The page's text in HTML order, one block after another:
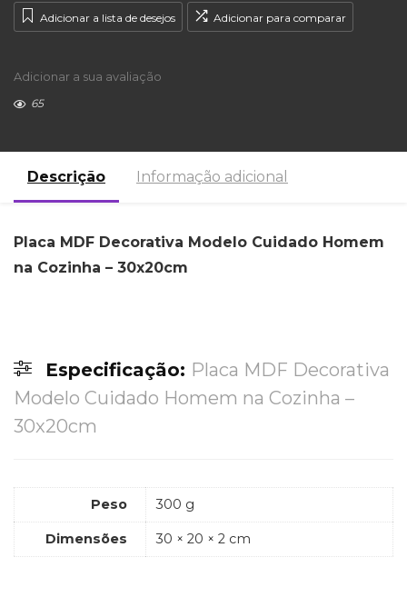
Adicionar a lista de desejos Adicionar para comparar
Adicionar a sua avaliação
65
Descrição Informação adicional
Placa MDF Decorativa Modelo Cuidado Homem
na Cozinha – 30x20cm
Especificação: Placa MDF Decorativa
Modelo Cuidado Homem na Cozinha –
30x20cm
Peso 300 g
Dimensões 30 × 20 × 2 cm